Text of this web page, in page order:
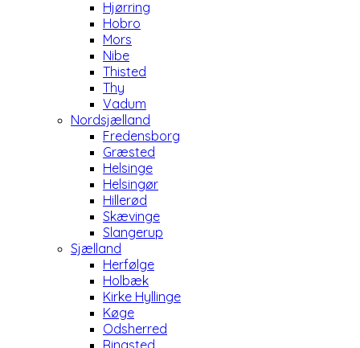
Hjørring
Hobro
Mors
Nibe
Thisted
Thy
Vadum
Nordsjælland
Fredensborg
Græsted
Helsinge
Helsingør
Hillerød
Skævinge
Slangerup
Sjælland
Herfølge
Holbæk
Kirke Hyllinge
Køge
Odsherred
Ringsted